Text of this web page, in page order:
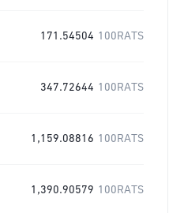
171.54504 100RATS
347.72644 100RATS
1,159.08816 100RATS
1,390.90579 100RATS